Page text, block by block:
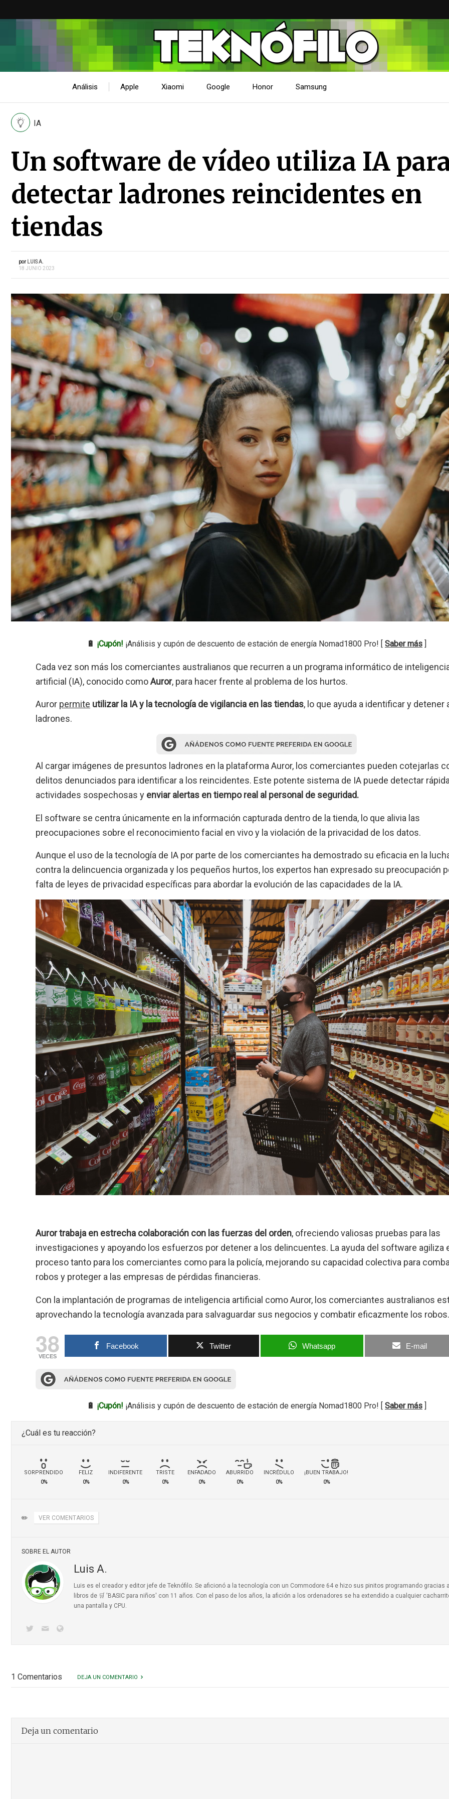
Análisis Apple Xiaomi Google Honor Samsung
IA
Un software de vídeo utiliza IA
detectar ladrones reincidentes en
tiendas
por LUIS A.
18 JUNIO 2023
🔋 ¡Cupón! ¡Análisis y cupón de descuento de estación de energía Nomad1800 Pro! [ Saber más
Cada vez son más los comerciantes australianos que recurren a un programa informático de
artificial (IA), conocido comoAuror, para hacer frente al problema de los hurtos.
Auror permite utilizar la IA y la tecnología de vigilancia en las tiendas, lo que ayuda a identificar y detener
ladrones.
Al cargar imágenes de presuntos ladrones en la plataforma Auror, los comerciantes pueden cotejarlas
delitos denunciados para identificar a los reincidentes. Este potente sistema de IA puede detectar
actividades sospechosas y enviar alertas en tiempo real al personal de seguridad.
El software se centra únicamente en la información capturada dentro de la tienda, lo que alivia las
preocupaciones sobre el reconocimiento facial en vivo y la violación de la privacidad de los datos.
Aunque el uso de la tecnología de IA por parte de los comerciantes ha demostrado su eficacia en la
contra la delincuencia organizada y los pequeños hurtos, los expertos han expresado su preocupación
falta de leyes de privacidad específicas para abordar la evolución de las capacidades de la IA.
Auror trabaja en estrecha colaboración con las fuerzas del orden, ofreciendo valiosas pruebas para las
investigaciones y apoyando los esfuerzos por detener a los delincuentes. La ayuda del software agiliza
proceso tanto para los comerciantes como para la policía, mejorando su capacidad colectiva para
robos y proteger a las empresas de pérdidas financieras.
Con la implantación de programas de inteligencia artificial como Auror, los comerciantes australianos
aprovechando la tecnología avanzada para salvaguardar sus negocios y combatir eficazmente los robos.
38
VECES
Facebook Twitter Whatsapp E-mail
🔋 ¡Cupón! ¡Análisis y cupón de descuento de estación de energía Nomad1800 Pro! [ Saber más ]
¿Cuál es tu reacción?
SORPRENDIDO
0%
FELIZ
0%
INDIFERENTE
0%
TRISTE
0%
ENFADADO
0%
ABURRIDO
0%
INCRÉDULO
0%
¡BUEN TRABAJO!
0%
✏️ VER COMENTARIOS
SOBRE EL AUTOR
Luis A.
Luis es el creador y editor jefe de Teknófilo. Se aficionó a la tecnología con un Commodore 64 e hizo sus pinitos programando gracias
libros de 🛒 'BASIC para niños' con 11 años. Con el paso de los años, la afición a los ordenadores se ha extendido a cualquier
una pantalla y CPU.
1 Comentarios DEJA UN COMENTARIO
Deja un comentario